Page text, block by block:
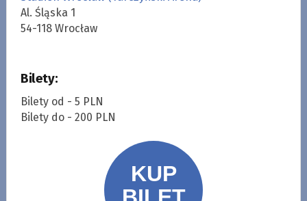
Al. Śląska 1
54-118 Wrocław
Bilety:
Bilety od - 5 PLN
Bilety do - 200 PLN